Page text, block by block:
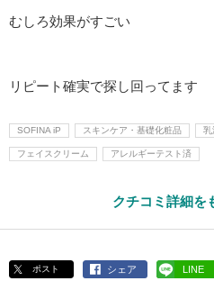
むしろ効果がすごい
リピート確実で探し回ってます
SOFINA iP スキンケア・基礎化粧品 乳
フェイスクリーム アレルギーテスト済
クチコミ詳細を
ポスト シェア LINE